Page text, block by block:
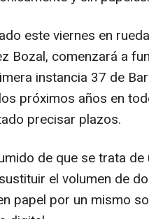
este viernes en
Bozal, comenzará a
instancia 37 de
próximos años en
precisar plazos.
de que se trata
el volumen de
papel por un mismo